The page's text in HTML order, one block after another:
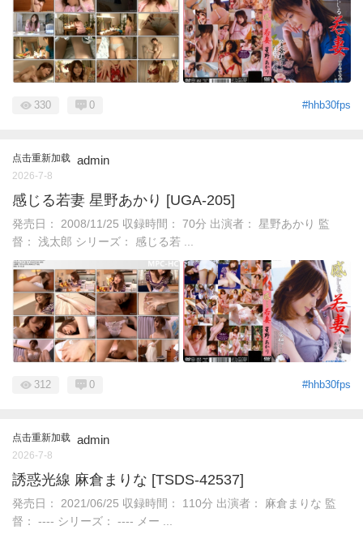
#hhb30fps
330 0
点击重新加载 admin
2026-7-8
感じる若妻 星野あかり [UGA-205]
発売日： 2008/11/25 収録時間： 70分 出演者： 星野あかり 監
督： 浅太郎 シリーズ： 感じる若 ...
#hhb30fps
312 0
点击重新加载 admin
2026-7-8
誘惑光線 麻倉まりな [TSDS-42537]
発売日： 2021/06/25 収録時間： 110分 出演者： 麻倉まりな 監
督： ---- シリーズ： ---- メー ...